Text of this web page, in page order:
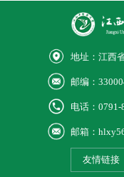
地址：江西
邮编：
电话：0791-
邮箱：
友情链接